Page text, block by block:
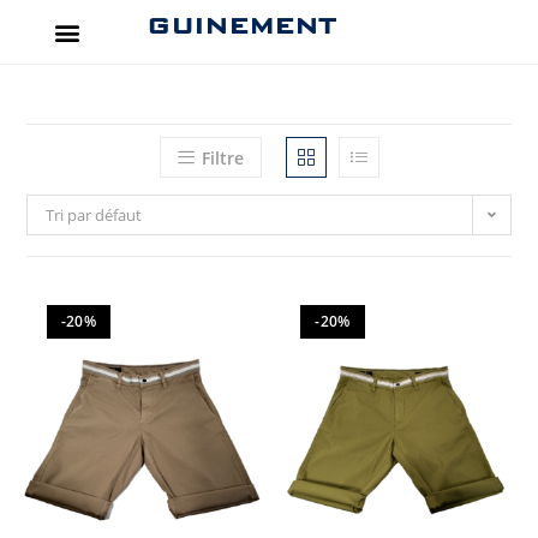
GUINEMENT
Filtre
Tri par défaut
-20% -20%